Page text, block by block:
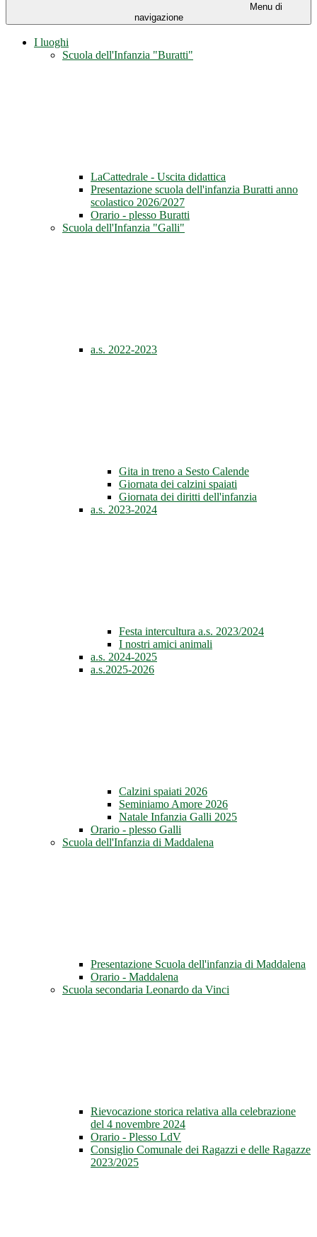
Menu di
navigazione
I luoghi
Scuola dell'Infanzia "Buratti"
LaCattedrale - Uscita didattica
Presentazione scuola dell'infanzia Buratti anno
scolastico 2026/2027
Orario - plesso Buratti
Scuola dell'Infanzia "Galli"
a.s. 2022-2023
Gita in treno a Sesto Calende
Giornata dei calzini spaiati
Giornata dei diritti dell'infanzia
a.s. 2023-2024
Festa intercultura a.s. 2023/2024
I nostri amici animali
a.s. 2024-2025
a.s.2025-2026
Calzini spaiati 2026
Seminiamo Amore 2026
Natale Infanzia Galli 2025
Orario - plesso Galli
Scuola dell'Infanzia di Maddalena
Presentazione Scuola dell'infanzia di Maddalena
Orario - Maddalena
Scuola secondaria Leonardo da Vinci
Rievocazione storica relativa alla celebrazione
del 4 novembre 2024
Orario - Plesso LdV
Consiglio Comunale dei Ragazzi e delle Ragazze
2023/2025